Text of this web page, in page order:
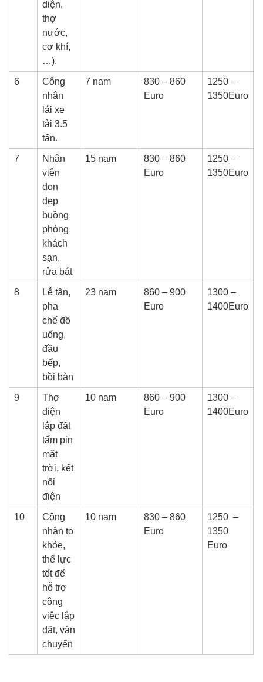
diện,
thợ
nước,
cơ khí,
…).
6
Công
nhân
lái xe
tải 3.5
tấn.
7 nam
830 – 860
Euro
1250 –
1350Euro
7
Nhân
viên
dọn
dẹp
buồng
phòng
khách
sạn,
rửa bát
15 nam
830 – 860
Euro
1250 –
1350Euro
8
Lễ tân,
pha
chế đồ
uống,
đầu
bếp,
bồi bàn
23 nam
860 – 900
Euro
1300 –
1400Euro
9
Thợ
diện
lắp đặt
tấm pin
mặt
trời, kết
nối
điện
10 nam
860 – 900
Euro
1300 –
1400Euro
10
Công
nhân to
khỏe,
thể lực
tốt để
hỗ trợ
công
việc lắp
đặt, vận
chuyển
10 nam
830 – 860
Euro
1250 –
1350
Euro